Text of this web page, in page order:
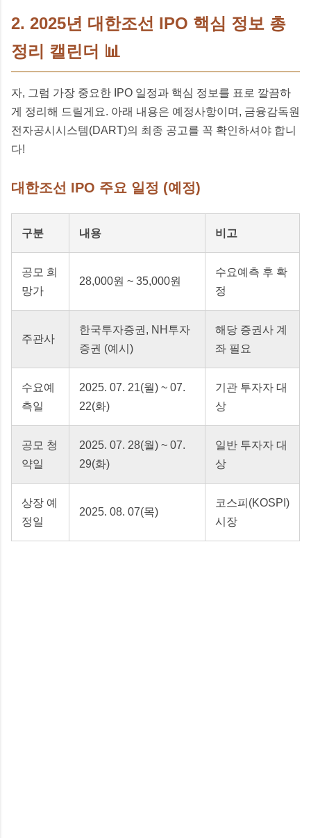
2. 2025년 대한조선 IPO 핵심 정보 총
정리 캘린더 📊
자, 그럼 가장 중요한 IPO 일정과 핵심 정보를 표로 깔끔하
게 정리해 드릴게요. 아래 내용은 예정사항이며, 금융감독원
전자공시시스템(DART)의 최종 공고를 꼭 확인하셔야 합니
다!
대한조선 IPO 주요 일정 (예정)
구분 내용 비고
공모 희
망가
28,000원 ~ 35,000원
수요예측 후 확
정
주관사
한국투자증권, NH투자
증권 (예시)
해당 증권사 계
좌 필요
수요예
측일
2025. 07. 21(월) ~ 07.
22(화)
기관 투자자 대
상
공모 청
약일
2025. 07. 28(월) ~ 07.
29(화)
일반 투자자 대
상
상장 예
정일
2025. 08. 07(목)
코스피(KOSPI)
시장